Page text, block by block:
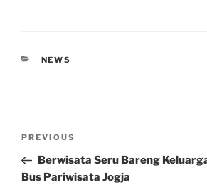
CATEGORIES
NEWS
Previous
Post
PREVIOUS
Berwisata Seru Bareng
Bus Pariwisata Jogja